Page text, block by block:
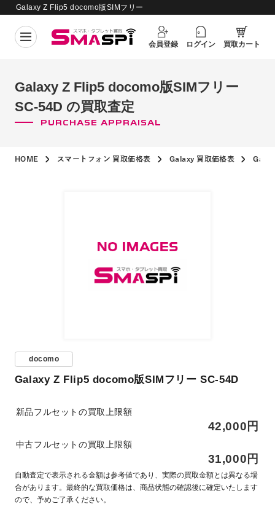
Galaxy Z Flip5 docomo版SIMフリー
会員登録 ログイン 買取カート
Galaxy Z Flip5 docomo版SIMフリー
SC-54D の買取査定
PURCHASE APPRAISAL
HOME スマートフォン 買取価格表 Galaxy 買取価格表
docomo
Galaxy Z Flip5 docomo版SIMフリー SC-54D
新品フルセットの買取上限額
42,000円
中古フルセットの買取上限額
31,000円
自動査定で表示される金額は参考値であり、実際の買取金額とは異なる場
合があります。最終的な買取価格は、商品状態の確認後に確定いたします
ので、予めご了承ください。